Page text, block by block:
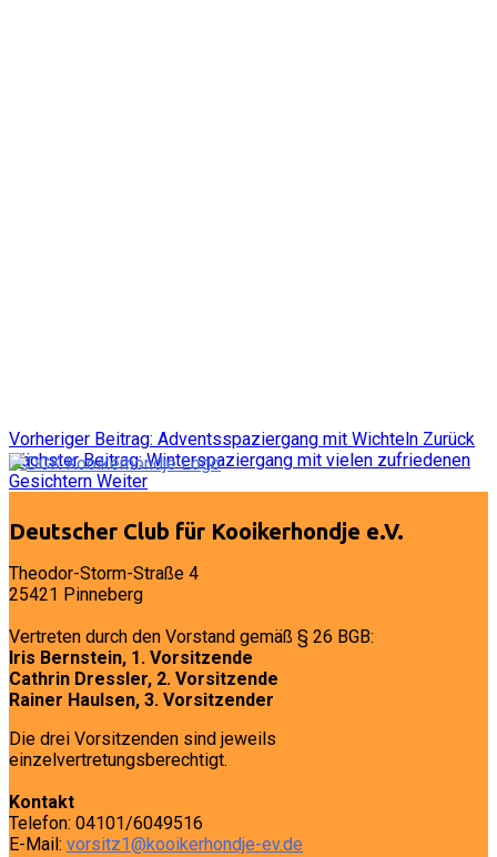
Vorheriger Beitrag: Adventsspaziergang mit Wichteln Zurück
Nächster Beitrag: Winterspaziergang mit vielen zufriedenen
Gesichtern Weiter
Deutscher Club für Kooikerhondje e.V.
Theodor-Storm-Straße 4
25421 Pinneberg
Vertreten durch den Vorstand gemäß § 26 BGB:
Iris Bernstein, 1. Vorsitzende
Cathrin Dressler, 2. Vorsitzende
Rainer Haulsen, 3. Vorsitzender
Die drei Vorsitzenden sind jeweils
einzelvertretungsberechtigt.
Kontakt
Telefon: 04101/6049516
E-Mail: vorsitz1@kooikerhondje-ev.de